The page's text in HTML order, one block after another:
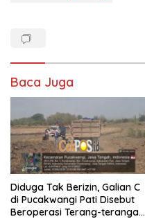
Baca Juga
Diduga Tak Berizin, Galian C
di Pucakwangi Pati Disebut
Beroperasi Terang-terangan,